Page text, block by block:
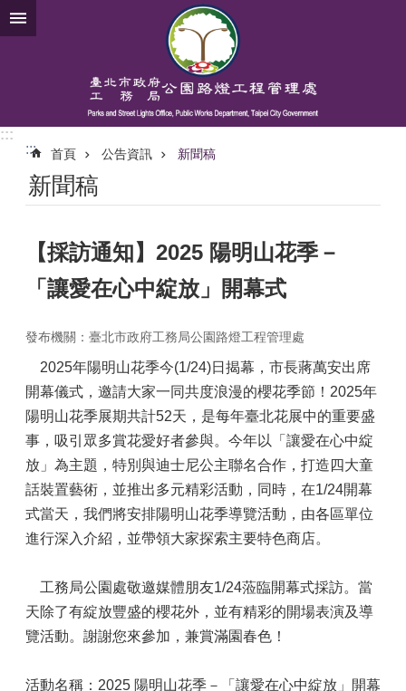
跳到主要內容區塊
:::
:::
首頁 公告資訊 新聞稿
新聞稿
【採訪通知】2025 陽明山花季－
「讓愛在心中綻放」開幕式
發布機關：臺北市政府工務局公園路燈工程管理處
2025年陽明山花季今(1/24)日揭幕，市長蔣萬安出席
開幕儀式，邀請大家一同共度浪漫的櫻花季節！2025年
陽明山花季展期共計52天，是每年臺北花展中的重要盛
事，吸引眾多賞花愛好者參與。今年以「讓愛在心中綻
放」為主題，特別與迪士尼公主聯名合作，打造四大童
話裝置藝術，並推出多元精彩活動，同時，在1/24開幕
式當天，我們將安排陽明山花季導覽活動，由各區單位
進行深入介紹，並帶領大家探索主要特色商店。
工務局公園處敬邀媒體朋友1/24蒞臨開幕式採訪。當
天除了有綻放豐盛的櫻花外，並有精彩的開場表演及導
覽活動。謝謝您來參加，兼賞滿園春色！
活動名稱：2025 陽明山花季－「讓愛在心中綻放」開幕